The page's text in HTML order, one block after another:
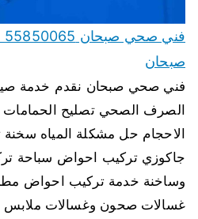
صبحان
فني صحي صبحان نقدم خدمة
الصرف الصحي تصليح الحمامات
الاحجام حل مشكلة المياه
جاكوزي تركيب احواض سباحة
وساخنة خدمة تركيب احواض
غسالات صحون وغسالات ملابس